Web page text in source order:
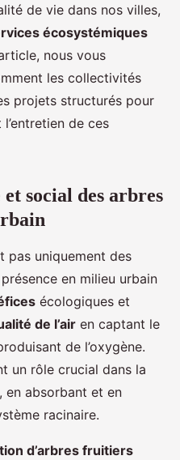
de vie dans nos villes,
écosystémiques
nous vous
les collectivités
projets structurés pour
l’entretien de ces
social des arbres
pas uniquement des
en milieu urbain
écologiques et
de l’air en captant le
de l’oxygène.
un rôle crucial dans la
, en absorbant et en
racinaire.
d’arbres fruitiers